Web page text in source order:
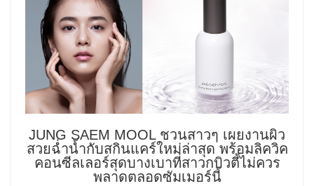
JUNG SAEM MOOL ชวนสาวๆ เผยงานผิว
สวยฉ่ำน้ำกับสกินแคร์ใหม่ล่าสุด พร้อมลิควิค
คอนซีลเลอร์สุดบางเบาที่สาวกบิวตี้ไม่ควร
พลาดตลอดซัมเมอร์นี้